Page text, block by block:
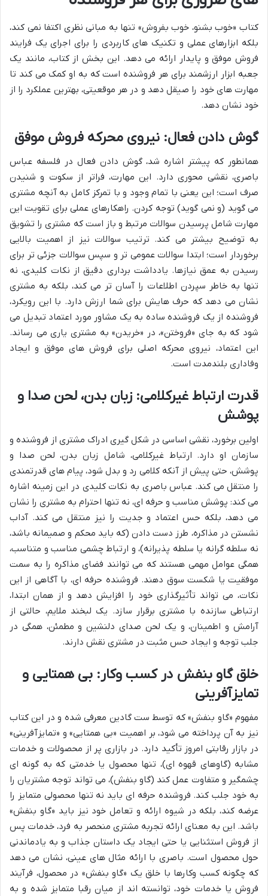
کتاب «خوب بشنو، خوب بفروش» تنها به مبانی نظری اکتفا نمی کند،
بلکه ابزارهای عملی و تکنیک های کاربردی را برای اجرای یک فرایند
فروش موفق و پایدار ارائه می دهد. این بخش از کتاب، مانند یک
جعبه ابزار ارزشمند برای هر فروشنده است که به او کمک می کند تا
مهارت های خود را صیقل دهد و در هر موقعیتی، بهترین عملکرد را از
خود نشان دهد.
گوش دادن فعال: نیروی محرکه فروش موفق
همانطور که پیشتر اشاره شد، گوش دادن فعال در فلسفه عباس
باصری، نقشی محوری دارد. این مهارت، فراتر از سکوت و شنیدن
صرف است؛ این یعنی با تمام وجود و با تمرکز کامل به آنچه مشتری
می گوید (و نمی گوید) توجه کردن. راهکارهای عملی برای تقویت این
مهارت شامل پرسیدن سوالات مرتبط و باز است که مشتری را تشویق
به توضیح بیشتر می کند. ترتیب سوالات نیز از اهمیت بالایی
برخوردار است؛ ابتدا سوالات عمومی تر و سپس سوالات جزئی تر برای
رسیدن به عمق نیازها. یادداشت برداری دقیق از نکات کلیدی، نه
تنها به خاطر سپردن اطلاعات را آسان تر می کند، بلکه به مشتری
نشان می دهد که حرف هایش برای شما ارزش دارد. با این رویکرد،
فروشنده از یک فروشنده ساده به یک مشاور مورد اعتماد تبدیل می
شود که به جای «فروختن»، در «خریدن» به مشتری یاری می رساند.
این اعتماد، نیروی محرکه اصلی برای فروش های موفق و ایجاد
وفاداری بلندمدت است.
قدرت ارتباط غیرکلامی: زبان بدن، لحن صدا و
پوشش
اولین برخورد، نقشی اساسی در شکل گیری ادراک مشتری از فروشنده و
سازمان او دارد. ارتباط غیرکلامی، شامل زبان بدن، لحن صدا و
پوشش، حتی پیش از آنکه کلامی رد و بدل شود، پیام های قدرتمندی
را منتقل می کند. عباس باصری به نکات کلیدی در این زمینه اشاره
می کند: پوشش مناسب و حرفه ای، نه تنها احترام به مشتری را نشان
می دهد، بلکه حس اعتماد و جدیت را نیز منتقل می کند. آداب
نشستن در مذاکره، طرز دست دادن (که باید محکم و صمیمانه باشد،
نه سلطه گرانه یا سلطه پذیرانه)، و ارتباط چشمی مناسب و متناسب،
همگی عوامل مهمی هستند که می توانند فضای مذاکره را به سمت
موفقیت یا شکست سوق دهند. فروشنده حرفه ای، با آگاهی از این
نکات، می تواند تأثیرگذاری خود را افزایش دهد و از همان ابتدا،
ارتباطی سازنده با مشتری برقرار سازد. یک لبخند ملایم، حالتی از
آرامش و اطمینان، و یک لحن صدای دلنشین و مطمئن، همگی در
جلب توجه و ایجاد حس مثبت در مشتری نقش دارند.
خلق گاو بنفش در کسب وکار: بی همتایی و
تمایزآفرینی
مفهوم «گاو بنفش» که توسط ست گادین معرفی شده و در این کتاب
نیز به آن پرداخته می شود، بر اهمیت «بی همتایی» و «تمایزآفرینی»
در بازار رقابتی امروز تأکید دارد. در بازاری پر از محصولات و خدمات
مشابه (گاوهای قهوه ای)، تنها محصول یا خدمتی که به گونه ای
چشمگیر و متفاوت عمل کند (گاو بنفش)، می تواند توجه مشتریان را
به خود جلب کند. فروشنده حرفه ای باید نه تنها محصولی متمایز را
عرضه کند، بلکه در شیوه ارائه و تعامل خود نیز باید «گاو بنفش»
باشد. این به معنای ارائه تجربه مشتری منحصر به فرد، خدمات پس
از فروش استثنایی یا حتی ایجاد یک داستان جذاب و به یادماندنی
حول محصول است. باصری با ارائه مثال های عینی، نشان می دهد
که چگونه کسب وکارها با خلق یک «گاو بنفش» در محصول، فرآیند
فروش یا خدمات خود، توانسته اند از میان رقبا متمایز شده و به